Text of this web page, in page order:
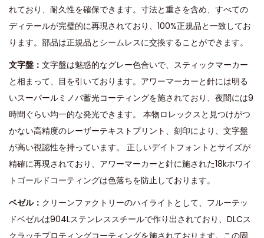
れており、耐久性を確保できます。寸法と重さを含め、すべての
ディテールが完璧的に再現されており、100%正規品と一致してお
ります。部品は正規品とシームレスに交換することができます。
文字盤： 文字盤は魅惑的なグレー色合いで、スティックマーカー
と相まって、目を引いております。 アワーマーカーと針には明る
いスーパールミノバ蓄光コーティングを施されており、夜闇には9
時間ぐらい均一的な発光できます。
本物ロレックスと見つけがつ
かない高精度のレーザーテキストプリント、刻印により、文字盤
が高い視認性を持っています。
正しいデイトフォントとサイズが
精確に再現されており、アワーマーカーと針に施された18kホワイ
トゴールドコーティングは色落ちを防止しております。
ベゼル： クリーンファクトリーのハイライトとして、フルーテッ
ドベゼルは904Lステンレススチールで作り出されており、DLCス